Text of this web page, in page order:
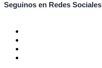
Seguinos en Redes Sociales